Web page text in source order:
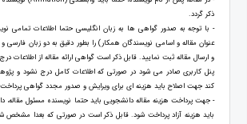
ذکر گردد.
- با توجه به صدور گواهی ها به زبان انگلیسی حتما اطلاعات تمامی
عنوان مقاله و اسامی نویسندگان همکار) را بطور دقیق به دو زبان فارسی
و ارسال مقاله ثبت نمایید. قابل ذکر است گواهی ارائه مقاله از اطلاعات
پنل کاربری صادر می شود در صورتی که اطلاعات کامل درج نشود و
کند جهت اصلاح باید هزینه ای برای ویرایش و صدور مجدد گواهی
- جهت پرداخت هزینه مقاله دانشجویی باید حتما نویسنده مسئول مقاله،
باید هزینه آزاد پرداخت شود. قابل ذکر است در صورتی که بعدا مشخص